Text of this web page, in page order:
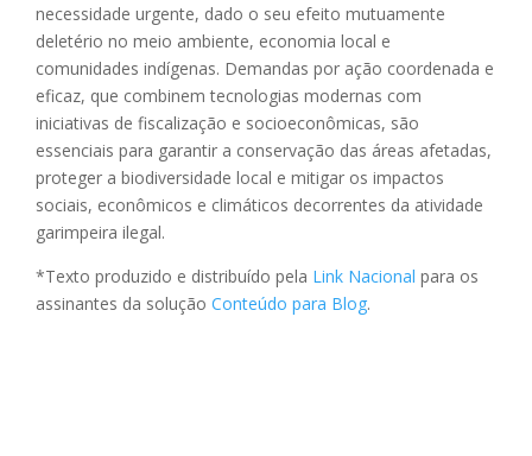
necessidade urgente, dado o seu efeito mutuamente
deletério no meio ambiente, economia local e
comunidades indígenas. Demandas por ação coordenada e
eficaz, que combinem tecnologias modernas com
iniciativas de fiscalização e socioeconômicas, são
essenciais para garantir a conservação das áreas afetadas,
proteger a biodiversidade local e mitigar os impactos
sociais, econômicos e climáticos decorrentes da atividade
garimpeira ilegal.
*Texto produzido e distribuído pela Link Nacional para os
assinantes da solução Conteúdo para Blog.